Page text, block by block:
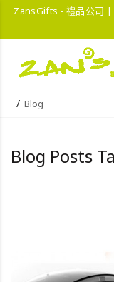
ZansGifts - 禮品公司
Blog
Blog Posts